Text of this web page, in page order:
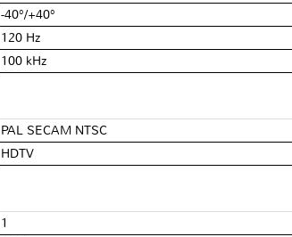
-40°/+40°
120 Hz
100 kHz
PAL SECAM NTSC
HDTV
1